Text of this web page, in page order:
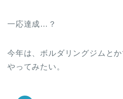
一応達成…？
今年は、ボルダリングジムと
やってみたい。